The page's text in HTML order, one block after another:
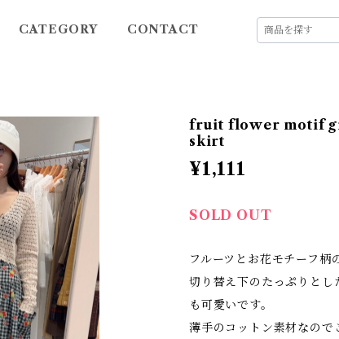
CATEGORY CONTACT
fruit flower motif
skirt
¥1,111
SOLD OUT
フルーツとお花モチーフ
切り替え下のたっぷりと
も可愛いです。
薄手のコットン素材なので